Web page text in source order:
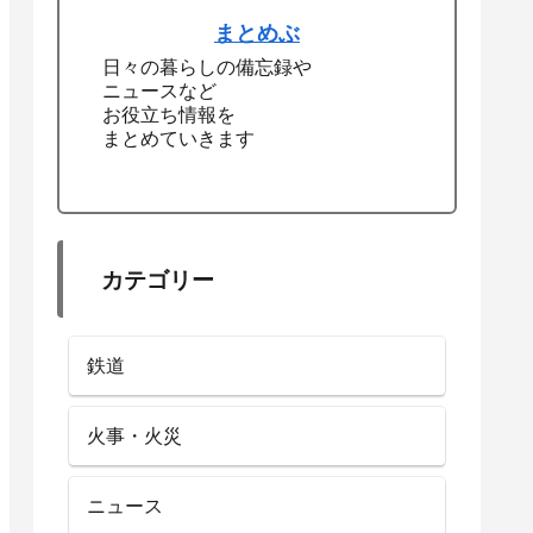
まとめぶ
日々の暮らしの備忘録や
ニュースなど
お役立ち情報を
まとめていきます
カテゴリー
鉄道
火事・火災
ニュース